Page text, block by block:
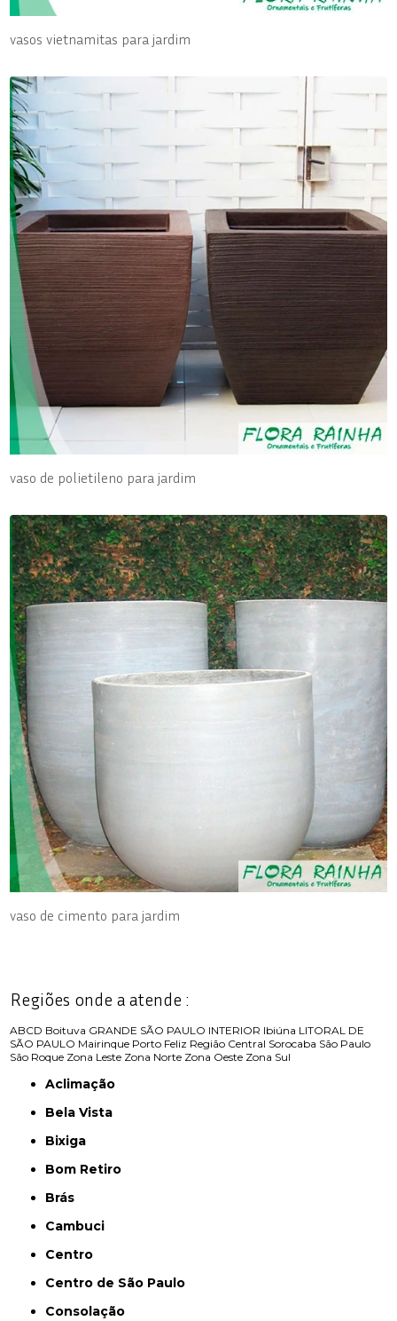
vasos vietnamitas para jardim
vaso de polietileno para jardim
vaso de cimento para jardim
Regiões onde a atende :
ABCD Boituva GRANDE SÃO PAULO INTERIOR Ibiúna LITORAL DE
SÃO PAULO Mairinque Porto Feliz Região Central Sorocaba São Paulo
São Roque Zona Leste Zona Norte Zona Oeste Zona Sul
Aclimação
Bela Vista
Bixiga
Bom Retiro
Brás
Cambuci
Centro
Centro de São Paulo
Consolação